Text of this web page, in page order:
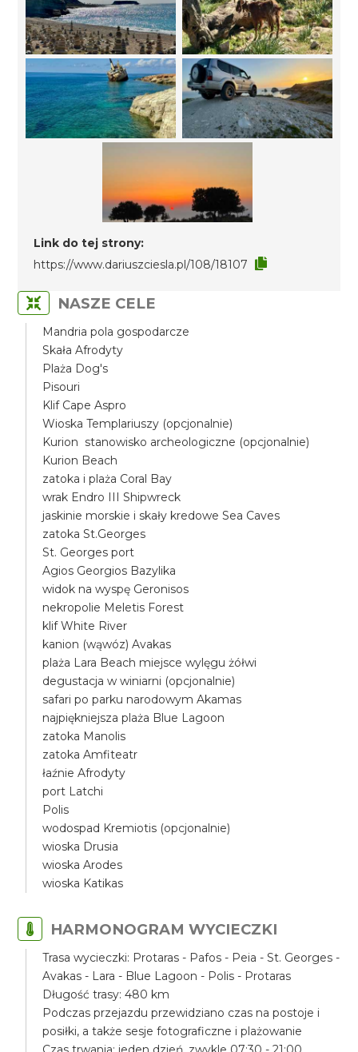
Link do tej strony:
https://www.dariuszciesla.pl/108/18107
NASZE CELE
Mandria pola gospodarcze
Skała Afrodyty
Plaża Dog's
Pisouri
Klif Cape Aspro
Wioska Templariuszy (opcjonalnie)
Kurion stanowisko archeologiczne (opcjonalnie)
Kurion Beach
zatoka i plaża Coral Bay
wrak Endro III Shipwreck
jaskinie morskie i skały kredowe Sea Caves
zatoka St.Georges
St. Georges port
Agios Georgios Bazylika
widok na wyspę Geronisos
nekropolie Meletis Forest
klif White River
kanion (wąwóz) Avakas
plaża Lara Beach miejsce wylęgu żółwi
degustacja w winiarni (opcjonalnie)
safari po parku narodowym Akamas
najpiękniejsza plaża Blue Lagoon
zatoka Manolis
zatoka Amfiteatr
łaźnie Afrodyty
port Latchi
Polis
wodospad Kremiotis (opcjonalnie)
wioska Drusia
wioska Arodes
wioska Katikas
HARMONOGRAM WYCIECZKI
Trasa wycieczki: Protaras - Pafos - Peia - St. Georges -
Avakas - Lara - Blue Lagoon - Polis - Protaras
Długość trasy: 480 km
Podczas przejazdu przewidziano czas na postoje i
posiłki, a także sesje fotograficzne i plażowanie